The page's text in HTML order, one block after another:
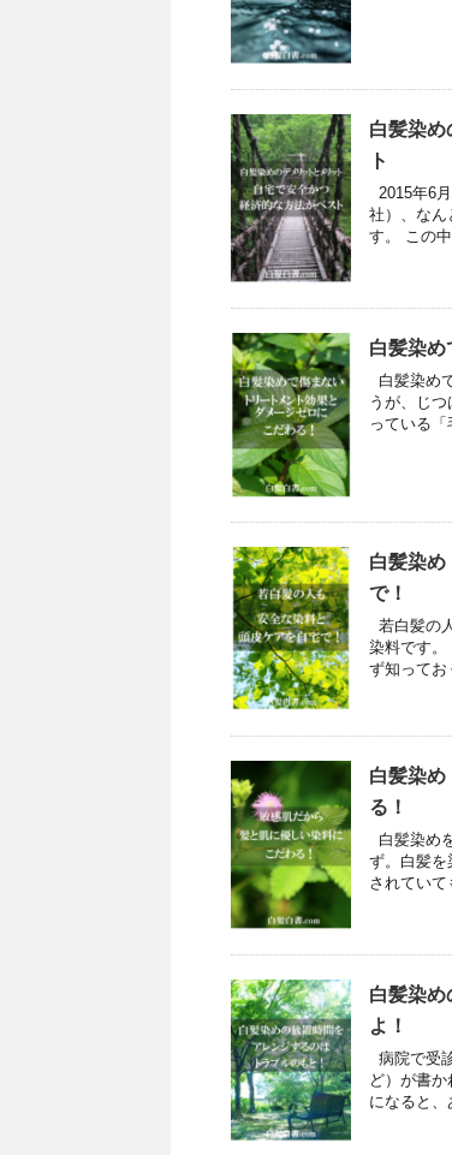
白髪染め
ト
2015年6
社）、なん
す。 この
白髪染め
白髪染め
うが、じ
っている
白髪染め
で！
若白髪の
染料です。
ず知って
白髪染め
る！
白髪染め
ず。白髪を
されていて
白髪染め
よ！
病院で受
ど）が書
になると